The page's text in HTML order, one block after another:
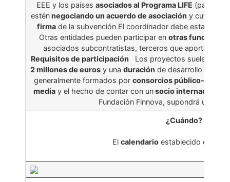
EEE y los países asociados al Programa LIFE (países
esténnegociando un acuerdo de asociación y cuyo
firmade la subvención El coordinador debe estar
Otras entidades pueden participar en otras funciones
asociados subcontratistas, terceros que aportan
Requisitos de participación Los proyectos suelen
2 millones de euros y una duración de desarrollo de
generalmente formados por consorcios público-
media y el hecho de contar con unsocio internacional
Fundación Finnova, supondrá un
¿Cuándo?
El calendarioestablecido es el